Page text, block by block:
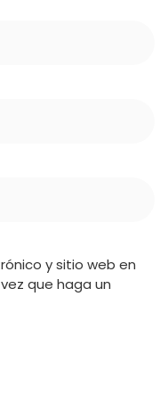
y sitio web en
que haga un